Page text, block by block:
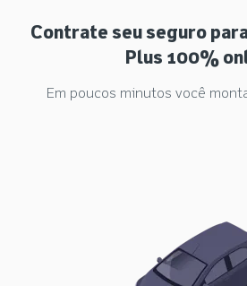
Contrate seu seguro
Plus 100%
Em poucos minutos você